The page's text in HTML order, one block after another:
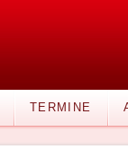
TERMINE